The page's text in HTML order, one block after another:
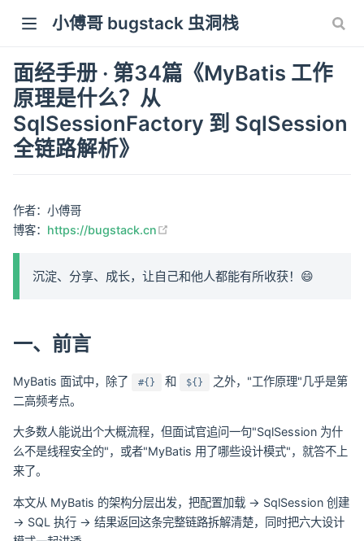
小傅哥 bugstack 虫洞栈
面经手册 · 第34篇《MyBatis 工作
原理是什么？从
SqlSessionFactory 到 SqlSession
全链路解析》
作者：小傅哥
博客： https://bugstack.cn
沉淀、分享、成长，让自己和他人都能有所收获！😄
一、前言
MyBatis 面试中，除了 #{} 和 ${}
之外，"工作原理"几乎是第
二高频考点。
大多数人能说出个大概流程，但面试官追问一句"SqlSession 为什
么不是线程安全的"，或者"MyBatis 用了哪些设计模式"，就答不上
来了。
本文从 MyBatis 的架构分层出发，把配置加载 → SqlSession 创建
→ SQL 执行 → 结果返回这条完整链路拆解清楚，同时把六大设计